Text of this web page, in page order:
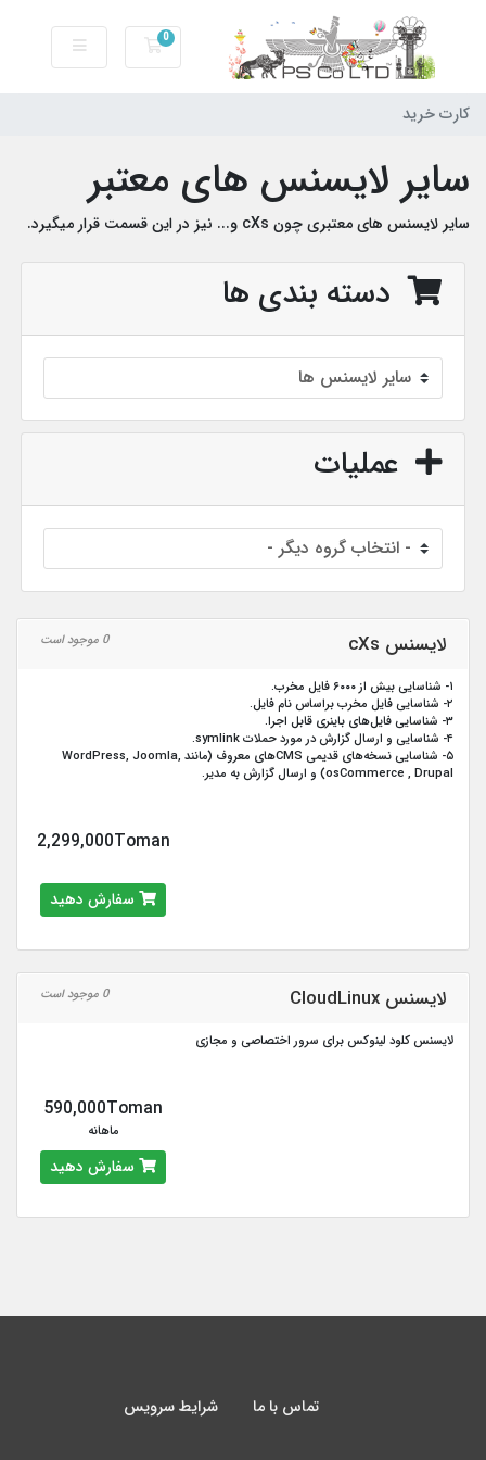
0 کارت خرید
کارت خرید
سایر لایسنس های معتبر
سایر لایسنس های معتبری چون cXs و... نیز در این قسمت قرار میگیرد.
دسته بندی ها
عملیات
لایسنس cXs 0 موجود است
۱- شناسایی بیش از ۶۰۰۰ فایل مخرب.
۲- شناسایی فایل مخرب براساس نام فایل.
۳- شناسایی فایل‌های باینری قابل اجرا.
۴- شناسایی و ارسال گزارش در مورد حملات symlink.
۵- شناسایی نسخه‌های قدیمی CMSهای معروف (مانند WordPress, Joomla,
osCommerce , Drupal) و ارسال گزارش به مدیر.
2,299,000Toman
سفارش دهید
لایسنس CloudLinux 0 موجود است
لایسنس کلود لینوکس برای سرور اختصاصی و مجازی
590,000Toman
ماهانه
سفارش دهید
تماس با ما شرایط سرویس